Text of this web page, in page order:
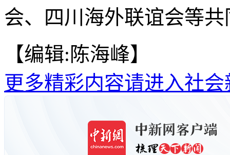
会、四川海外联谊会等
【编辑:陈海峰】
更多精彩内容请进入社会